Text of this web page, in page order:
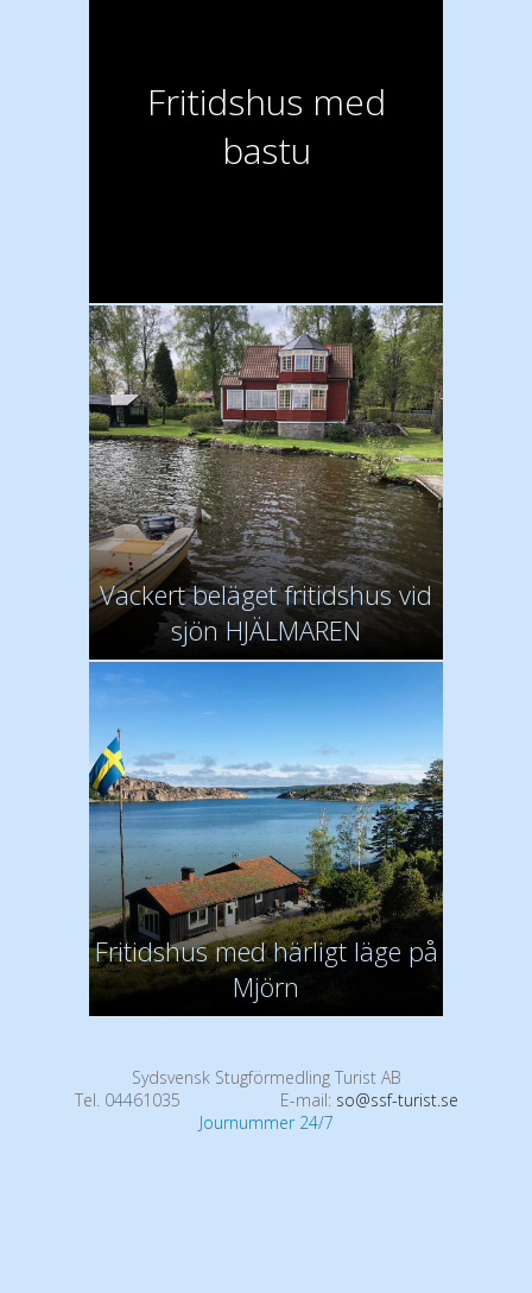
Fritidshus med
bastu
Vackert beläget fritidshus vid
sjön HJÄLMAREN
Fritidshus med härligt läge på
Mjörn
Sydsvensk Stugförmedling Turist AB
Tel. 04461035
E-mail: so@ssf-turist.se
Journummer 24/7